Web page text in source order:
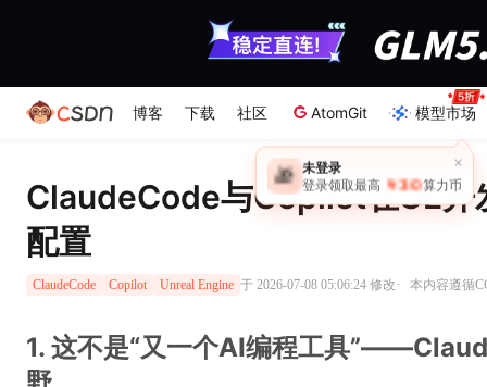
博客 下载 社区 AtomGit 模型市场
×
🎁 未登录
登录领取最高 ￥30 算力币
ClaudeCode与Copilot在UE开
配置
ClaudeCode Copilot Unreal Engine 于 2026-07-08 05:06:24 修改· 本内容遵循
1. 这不是“又一个AI编程工具